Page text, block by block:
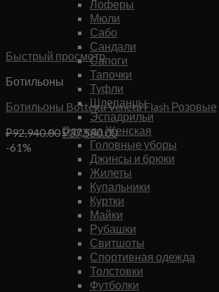
Лоферы
Мюли
Сабо
Сандали
Сапоги
Тапочки
Туфли
Шлепанцы
Эспадрильи
Одежда Женская
Головные уборы
Джинсы и брюки
Жилеты
Купальники
Куртки
Майки
Рубашки
Свитшоты
Спортивная одежда
Толстовки
Футболки
Быстрый просмотр
Ботильоны
Ботильоны Bottega Veneta Flash Розовые
₽92,940.00Первоначальная
цена
составляла
₽92,940.00.
₽37,580.00Текущая
цена:
₽37,580.00.
-61%